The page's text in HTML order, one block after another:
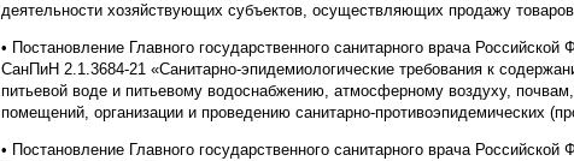
деятельности хозяйствующих субъектов, осуществляющих продажу
• Постановление Главного государственного санитарного врача
СанПиН 2.1.3684-21 «Санитарно-эпидемиологические требования к
питьевой воде и питьевому водоснабжению, атмосферному воздуху,
помещений, организации и проведению санитарно-противоэпидемических
• Постановление Главного государственного санитарного врача